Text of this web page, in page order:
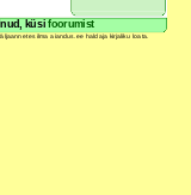
küsi foorumist
ilma aiandus.ee haldaja kirjaliku loata.